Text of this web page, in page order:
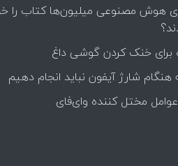
هوش مصنوعی میلیون‌ها کتاب را
برای خنک کردن گوشی داغ
هنگام شارژ آیفون نباید انجام دهیم
مختل کننده وای‌فای